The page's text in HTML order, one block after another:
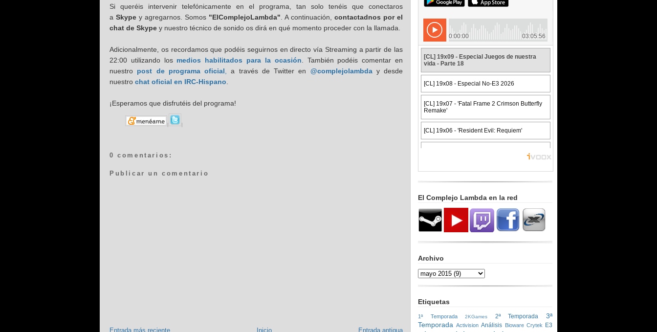
Si queréis intervenir telefónicamente en el programa, tan solo tenéis que conectaros
a Skype y agregarnos. Somos "ElComplejoLambda" . A continuación, contactadnos por el
chat de Skype y nuestro técnico de sonido os dirá en qué momento proceder con la llamada.
Adicionalmente, os recordamos que podéis seguirnos en directo vía Streaming a partir de las
22:00 utilizando los medios habilitados para la ocasión . También podéis comentar en
nuestro post de programa oficial a través de Twitter en @complejolambday desde
nuestro chat oficial en IRC-Hispano
¡Esperamos que disfrutéis del programa!
| |
0 comentarios:
Publicar un comentario
Entrada más reciente Entrada antigua
Inicio
El Complejo Lambda en la red
Archivo
Etiquetas
1ª Temporada 2KGames 2ª Temporada
3ª
Temporada
Activision Análisis Bioware Crytek E3